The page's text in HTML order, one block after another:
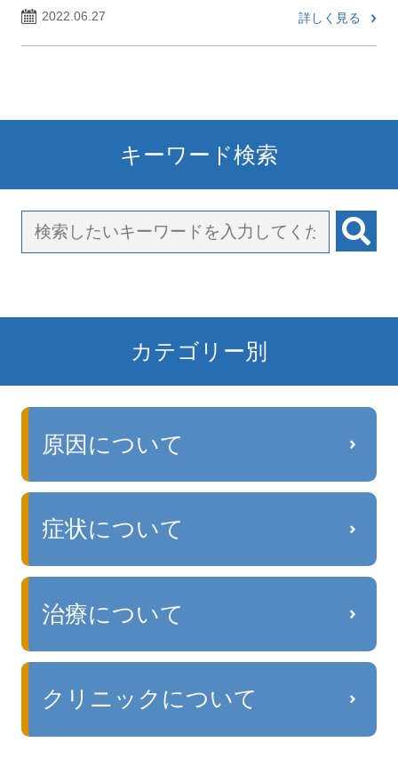
2022.06.27 詳しく見る
キーワード検索
カテゴリー別
原因について
症状について
治療について
クリニックについて